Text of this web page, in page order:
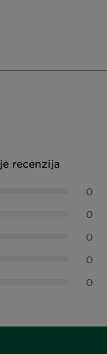
recenzija
0
0
0
0
0